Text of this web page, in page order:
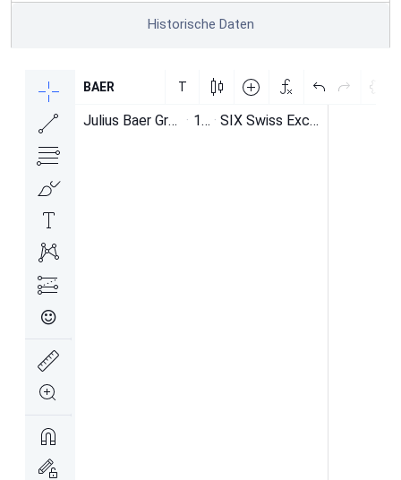
Historische Daten